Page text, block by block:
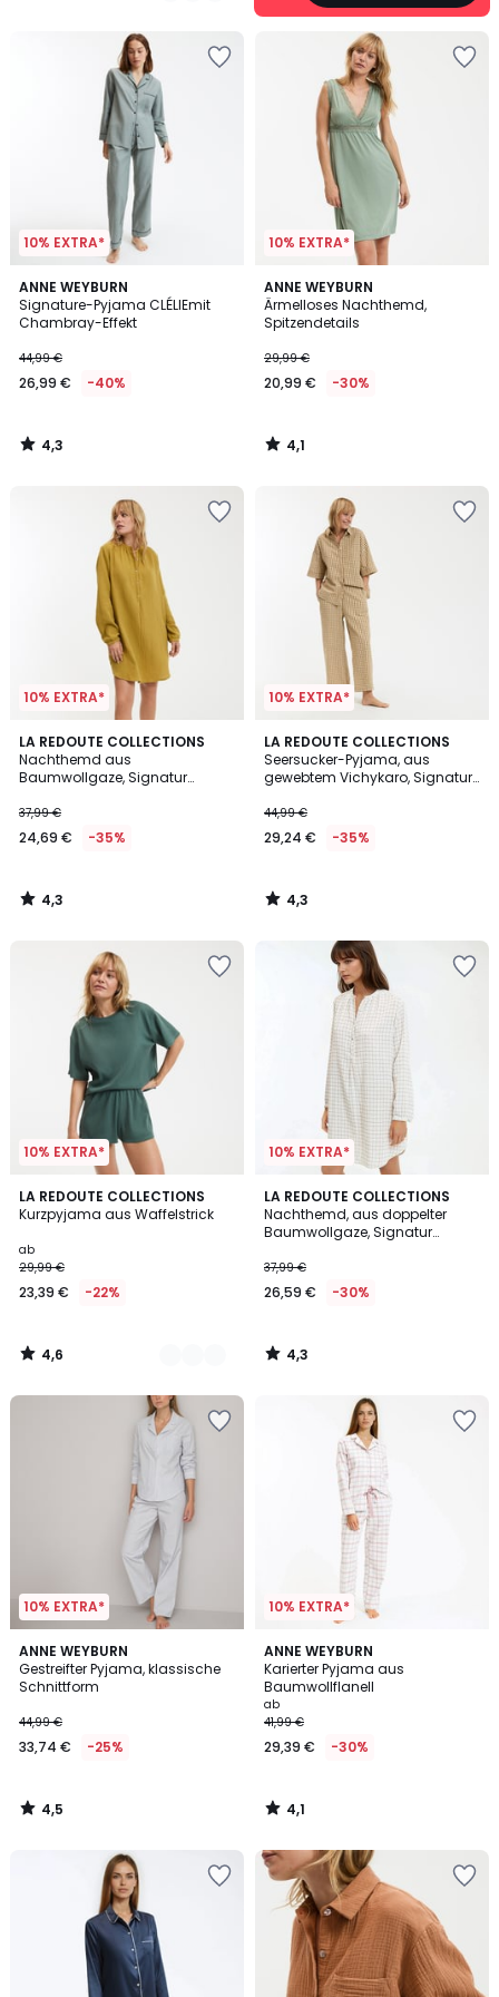
10% EXTRA*
ANNE WEYBURN
Signature-Pyjama CLÉLIEmit
Chambray-Effekt
44,99 €
26,99 € -40%
4,3
/ 5
4,3
/
10% EXTRA*
ANNE WEYBURN
Ärmelloses Nachthemd,
Spitzendetails
29,99 €
20,99 € -30%
4,1
/ 5
4,1
/
10% EXTRA*
LA REDOUTE COLLECTIONS
Nachthemd aus
Baumwollgaze, Signatur
37,99 €
24,69 € -35%
4,3
/ 5
4,3
/
10% EXTRA*
LA REDOUTE COLLECTIONS
Seersucker-Pyjama, aus
gewebtem Vichykaro, Signatur
44,99 €
29,24 € -35%
4,3
/ 5
4,3
/
10% EXTRA*
LA REDOUTE COLLECTIONS
Kurzpyjama aus Waffelstrick
ab
29,99 €
23,39 € -22%
4,6
/ 5
2
Farben
4,6
/
10% EXTRA*
LA REDOUTE COLLECTIONS
Nachthemd, aus doppelter
Baumwollgaze, Signatur
37,99 €
26,59 € -30%
4,3
/ 5
4,3
/
10% EXTRA*
ANNE WEYBURN
Gestreifter Pyjama, klassische
Schnittform
44,99 €
33,74 € -25%
4,5
/ 5
4,5
/
10% EXTRA*
ANNE WEYBURN
Karierter Pyjama aus
Baumwollflanell
ab
41,99 €
29,39 € -30%
4,1
/ 5
4,1
/